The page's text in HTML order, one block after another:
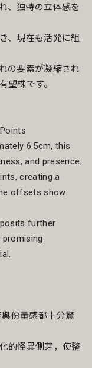
、独特の立体感を
、現在も活発に組
の要素が凝縮され
望株です。
6.5cm, this
and presence.
creating a
offsets show
further
promising
份量感都十分驚
的怪異側芽，使整